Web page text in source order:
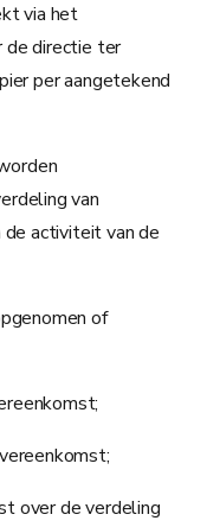
via het
directie ter
per aangetekend
van
de activiteit van de
of
over de verdeling